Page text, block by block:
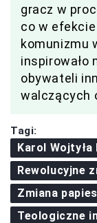
gracz w
co w efekcie
komunizmu
inspirowało
obywateli
walczących
Tagi:
Karol Wojtyła
Rewolucyjne
Zmiana
Teologiczne